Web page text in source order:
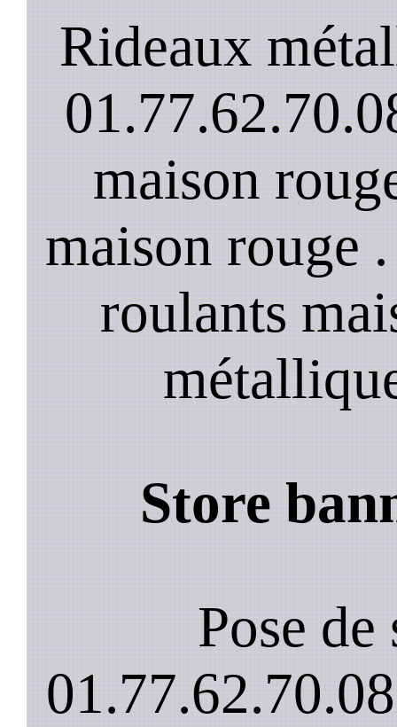
Rideaux
maison
maison rouge
roulants
Store
Pose de